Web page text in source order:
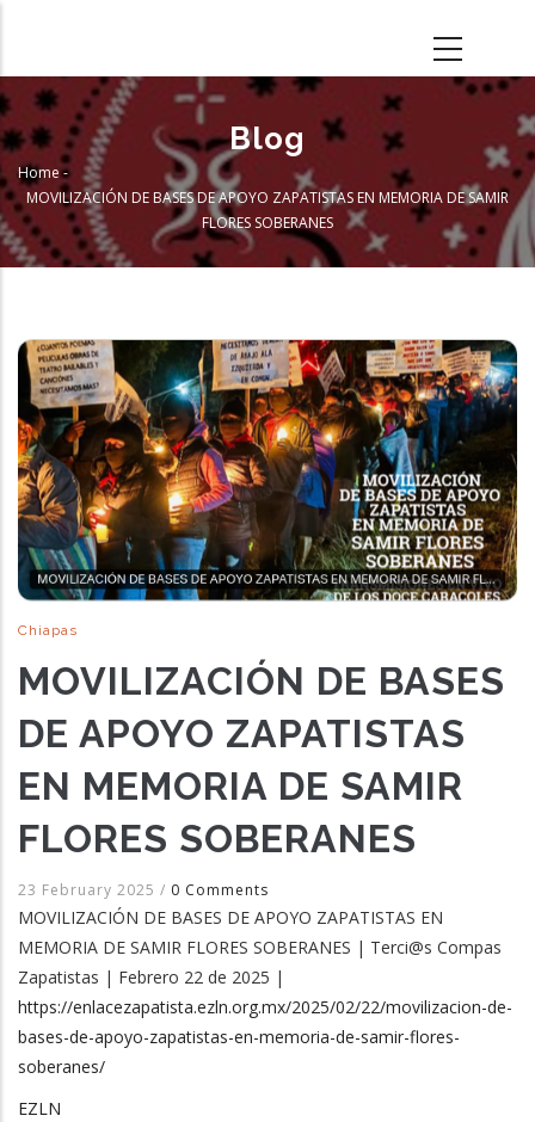
main
content
Blog
Breadcrumb
Home -
MOVILIZACIÓN DE BASES DE APOYO ZAPATISTAS EN MEMORIA DE SAMIR
FLORES SOBERANES
Chiapas
MOVILIZACIÓN DE BASES
DE APOYO ZAPATISTAS
EN MEMORIA DE SAMIR
FLORES SOBERANES
23 February 2025 / 0 Comments
MOVILIZACIÓN DE BASES DE APOYO ZAPATISTAS EN
MEMORIA DE SAMIR FLORES SOBERANES | Terci@s Compas
Zapatistas | Febrero 22 de 2025 |
https://enlacezapatista.ezln.org.mx/2025/02/22/movilizacion-de-
bases-de-apoyo-zapatistas-en-memoria-de-samir-flores-
soberanes/
EZLN